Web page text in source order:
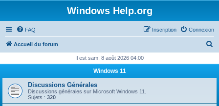
Windows Help.org
FAQ Connexion
Inscription
Accueil du forum
h
r
Il est sam. 8 août 2026 04:00
Windows 11
Discussions Générales
Discussions générales sur Microsoft Windows 11.
Sujets : 320